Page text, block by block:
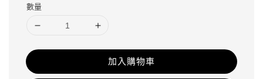
數量
加入購物車